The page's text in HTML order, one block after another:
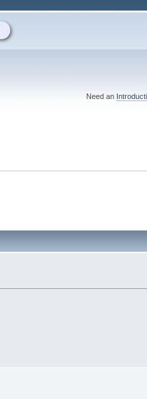
Need an